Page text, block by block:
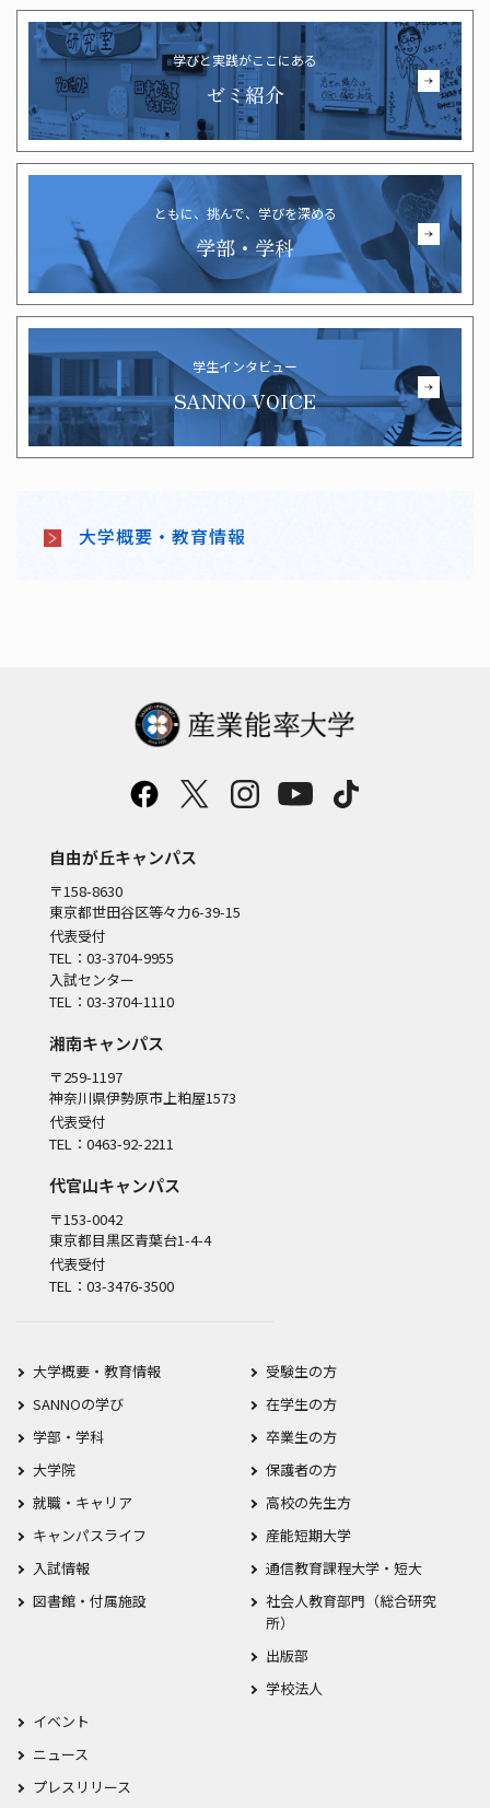
学びと実践がここにある
ゼミ紹介
ともに、挑んで、学びを深める
学部・学科
学生インタビュー
SANNO VOICE
大学概要・教育情報
自由が丘キャンパス
〒158-8630
東京都世田谷区等々力6-39-15
代表受付
TEL：03-3704-9955
入試センター
TEL：03-3704-1110
湘南キャンパス
〒259-1197
神奈川県伊勢原市上粕屋1573
代表受付
TEL：0463-92-2211
代官山キャンパス
〒153-0042
東京都目黒区青葉台1-4-4
代表受付
TEL：03-3476-3500
大学概要・教育情報
SANNOの学び
学部・学科
大学院
就職・キャリア
キャンパスライフ
入試情報
図書館・付属施設
受験生の方
在学生の方
卒業生の方
保護者の方
高校の先生方
産能短期大学
通信教育課程大学・短大
社会人教育部門（総合研究
所）
出版部
学校法人
イベント
ニュース
プレスリリース